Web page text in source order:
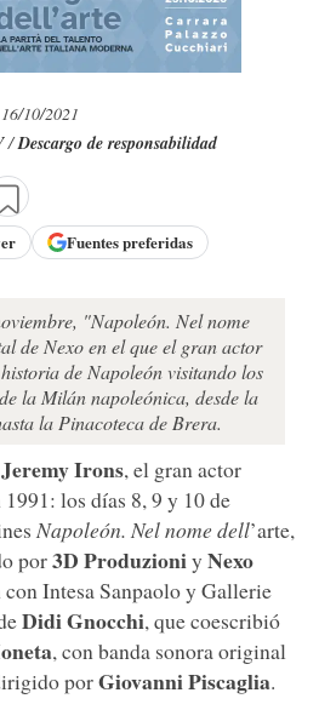
10/2021
/Descargo de responsabilidad
Fuentes preferidas
"Napoleón. Nel nome
de Nexo en el que el gran actor
de Napoleón visitando los
la Milán napoleónica, desde la
la Pinacoteca de Brera.
Irons, el gran actor
los días 8, 9 y 10 de
Napoleón. Nel nome dell’arte,
por3D Produzioniy Nexo
Intesa Sanpaolo y Gallerie
Didi Gnocchi, que coescribió
, con banda sonora original
porGiovanni Piscaglia.